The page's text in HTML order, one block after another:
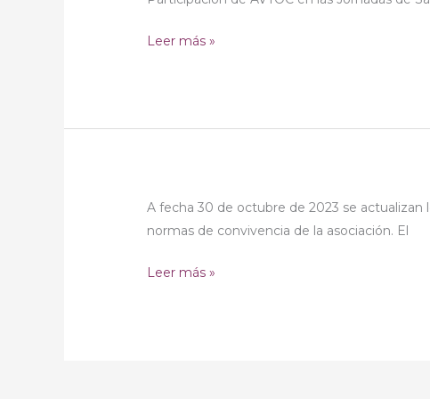
Leer más »
A fecha 30 de octubre de 2023 se
normas de convivencia de la asociación. El
Normas
de
AVTOC
Leer más »